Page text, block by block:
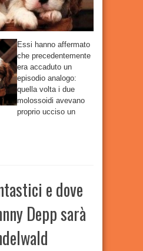
Essi hanno affermato
che precedentemente
era accaduto un
episodio analogo:
quella volta i due
molossoidi avevano
proprio ucciso un
e dove
Depp sarà